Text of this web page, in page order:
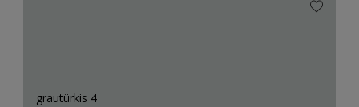
grautürkis 4